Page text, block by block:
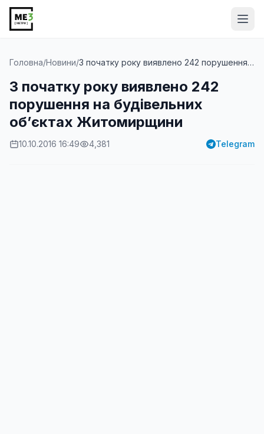
Головна/Новини/ З початку року виявлено 242 порушення на будівельн...
З початку року виявлено 242
порушення на будівельних
об’єктах Житомирщини
10.10.2016 16:49 4,381 Telegram